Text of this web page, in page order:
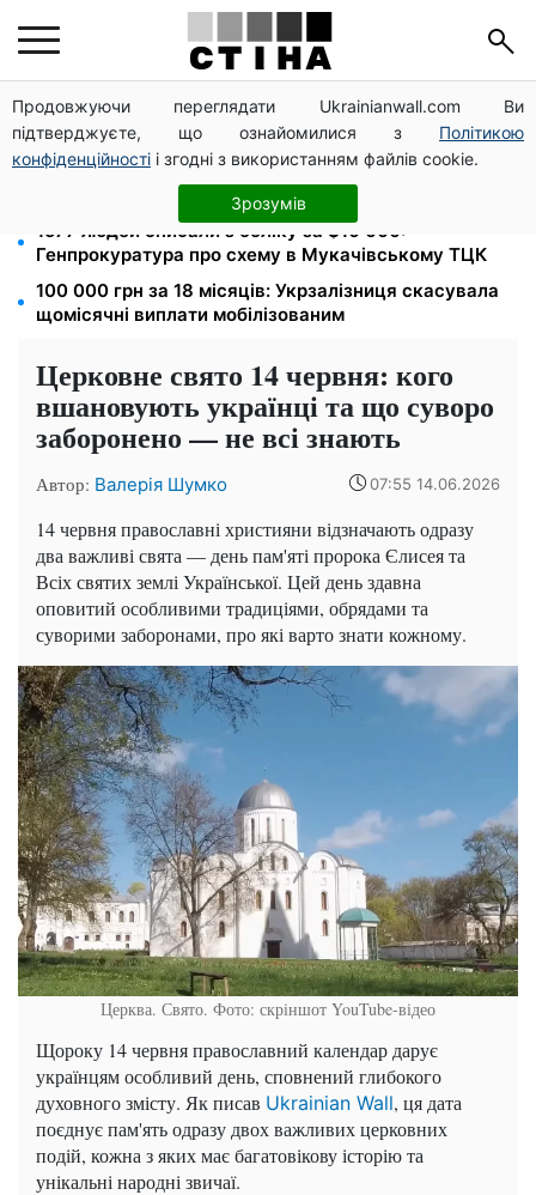
Продовжуючи переглядати Ukrainianwall.com Ви
підтверджуєте, що ознайомилися з Політикою
конфіденційності і згодні з використанням файлів cookie.
Зрозумів
172 940 грн захистять житло від арешту за
комуналку: з жовтня поріг — 432 тисячі
8 451 грн замість пакунка малюка: Пенсійний фонд
пояснив, як отримати гроші
1577 людей списали з обліку за $10 000:
Генпрокуратура про схему в Мукачівському ТЦК
100 000 грн за 18 місяців: Укрзалізниця скасувала
щомісячні виплати мобілізованим
Церковне свято 14 червня: кого
вшановують українці та що суворо
заборонено — не всі знають
Автор: Валерія Шумко 07:55 14.06.2026
14 червня православні християни відзначають одразу
два важливі свята — день пам'яті пророка Єлисея та
Всіх святих землі Української. Цей день здавна
оповитий особливими традиціями, обрядами та
суворими заборонами, про які варто знати кожному.
Церква. Свято. Фото: скріншот YouTube-відео
Щороку 14 червня православний календар дарує
українцям особливий день, сповнений глибокого
духовного змісту. Як писав Ukrainian Wall, ця дата
поєднує пам'ять одразу двох важливих церковних
подій, кожна з яких має багатовікову історію та
унікальні народні звичаї.